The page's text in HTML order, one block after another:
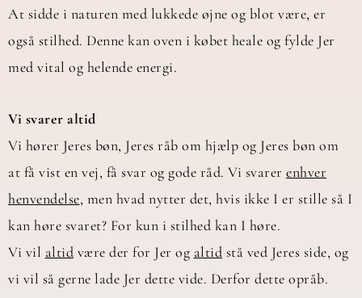
At sidde i naturen med lukkede øjne og blot være, er
også stilhed. Denne kan oven i købet heale og fylde Jer
med vital og helende energi.
Vi svarer altid
Vi hører Jeres bøn, Jeres råb om hjælp og Jeres bøn om
at få vist en vej, få svar og gode råd. Vi svarer enhver
henvendelse, men hvad nytter det, hvis ikke I er stille så I
kan høre svaret? For kun i stilhed kan I høre.
Vi vil altid være der for Jer og altid stå ved Jeres side, og
vi vil så gerne lade Jer dette vide. Derfor dette opråb.